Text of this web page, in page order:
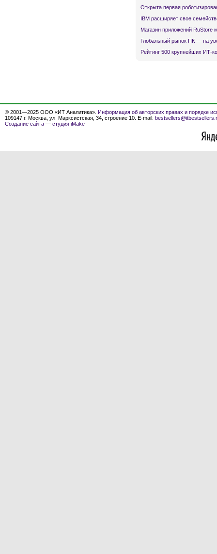
Открыта первая
IBM расширяет свое
Магазин приложений RuStore
Глобальный рынок ПК — на
Рейтинг 500 крупнейших ИТ-
© 2001—2025 ООО «ИТ Аналитика». Информация об авторских правах и порядке
109147 г. Москва, ул. Марксистская, 34, строение 10. E-mail:
Создание сайта — студия iMake